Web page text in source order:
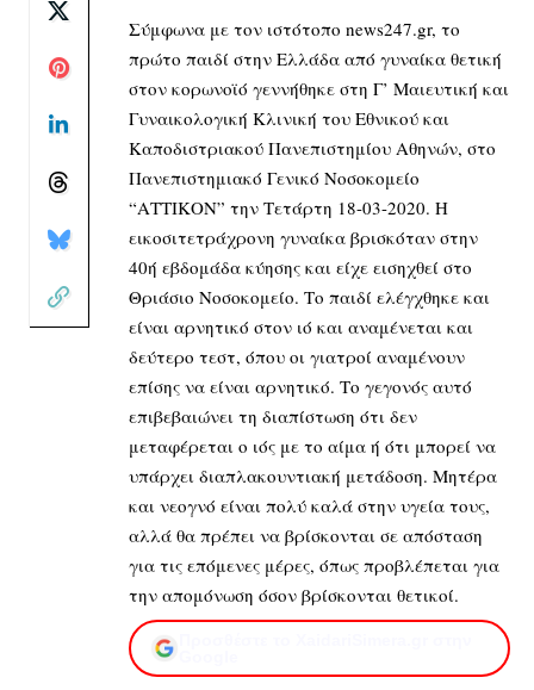
Σύμφωνα με τον ιστότοπο news247.gr, το
πρώτο παιδί στην Ελλάδα από γυναίκα θετική
στον κορωνοϊό γεννήθηκε στη Γ’ Μαιευτική και
Γυναικολογική Κλινική του Εθνικού και
Καποδιστριακού Πανεπιστημίου Αθηνών, στο
Πανεπιστημιακό Γενικό Νοσοκομείο
“ΑΤΤΙΚΟΝ” την Τετάρτη 18-03-2020. Η
εικοσιτετράχρονη γυναίκα βρισκόταν στην
40ή εβδομάδα κύησης και είχε εισηχθεί στο
Θριάσιο Νοσοκομείο. Το παιδί ελέγχθηκε και
είναι αρνητικό στον ιό και αναμένεται και
δεύτερο τεστ, όπου οι γιατροί αναμένουν
επίσης να είναι αρνητικό. Το γεγονός αυτό
επιβεβαιώνει τη διαπίστωση ότι δεν
μεταφέρεται ο ιός με το αίμα ή ότι μπορεί να
υπάρχει διαπλακουντιακή μετάδοση. Μητέρα
και νεογνό είναι πολύ καλά στην υγεία τους,
αλλά θα πρέπει να βρίσκονται σε απόσταση
για τις επόμενες μέρες, όπως προβλέπεται για
την απομόνωση όσον βρίσκονται θετικοί.